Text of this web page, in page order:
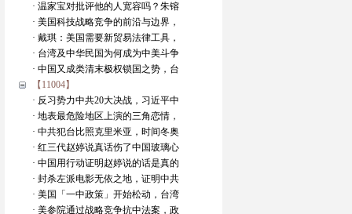
· 温家宝对批评他的人宽容吗？朱镕
· 美国科技战略竞争的前沿与边界，
· 戴琪：美国需要新贸易法律工具，
· 台湾及中华民国为何成为中美斗争
· 中国又成类清末极权锁国之势，台
【11004】
· 反习势力中共20大决战，习近平中
· 地表最危险地区上演的三角恋情，
· 中共犯台比照克里米亚，时间冬奥
· 红三代赵婷说真话伤了中国玻璃心
· 中国用行动证明赵婷说的话是真的
· 封杀左派电影无依之地，证明中共
· 美国「一中政策」开始松动，台湾
· 美参院通过战略竞争抗中法案，政